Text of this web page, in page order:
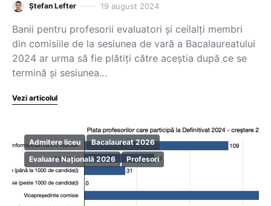
Ștefan Lefter 19 august 2024
Banii pentru profesorii evaluatori și ceilalți membri
din comisiile de la sesiunea de vară a Bacalaureatului
2024 ar urma să fie plătiți către aceștia după ce se
termină și sesiunea…
Vezi articolul
Admitere liceu
Bacalaureat 2026
Evaluare Națională 2026
Profesori